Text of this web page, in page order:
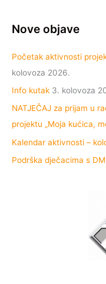
Nove objave
Početak aktivnosti
kolovoza 2026.
Info kutak 3. kolovoza
NATJEČAJ za prijam u
projektu „Moja kućica,
Kalendar aktivnosti –
Podrška dječacima s